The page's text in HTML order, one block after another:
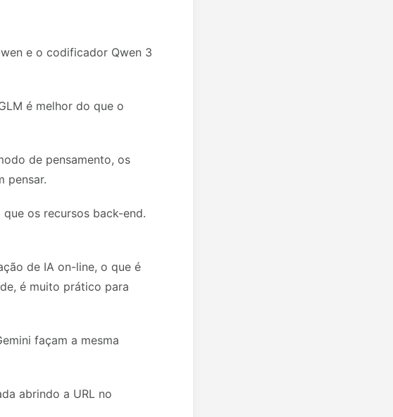
e o codificador Qwen 3
é melhor do que o
de pensamento, os
pensar.
os recursos back-end.
de IA on-line, o que é
é muito prático para
façam a mesma
abrindo a URL no